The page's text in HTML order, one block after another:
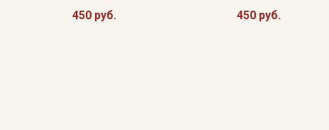
450 руб. 450 руб.